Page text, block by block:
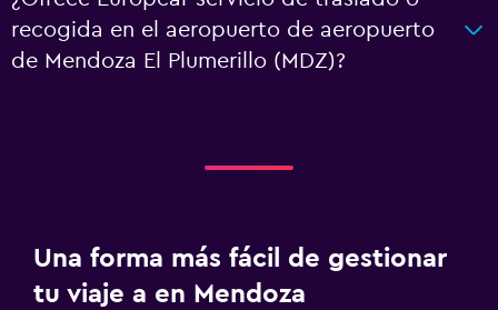
recogida en el aeropuerto de aeropuerto
de Mendoza El Plumerillo (MDZ)?
Una forma más fácil de gestionar
tu viaje a en Mendoza